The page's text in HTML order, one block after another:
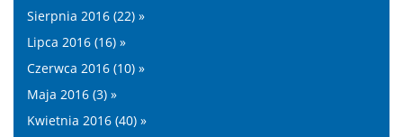
Sierpnia 2016 (22) »
Lipca 2016 (16) »
Czerwca 2016 (10) »
Maja 2016 (3) »
Kwietnia 2016 (40) »